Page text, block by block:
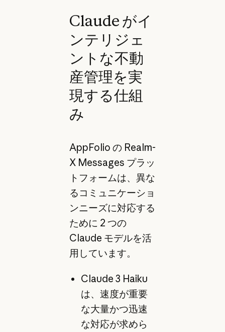
Claude がイ
ンテリジェ
ントな不動
産管理を実
現する仕組
み
AppFolio の Realm-
X Messages プラッ
トフォームは、異な
るコミュニケーショ
ンニーズに対応する
ために 2 つの
Claude モデルを活
用しています。
Claude 3 Haiku
は、速度が重要
な大量かつ迅速
な対応が求めら